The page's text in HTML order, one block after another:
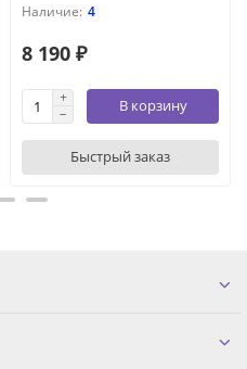
4
8 190 ₽
В корзину
Быстрый заказ